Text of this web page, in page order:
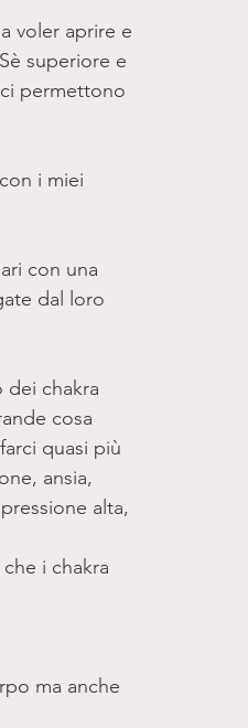
voler aprire e
superiore e
permettono
i miei
con una
dal loro
chakra
cosa
quasi più
ansia,
alta,
i chakra
ma anche